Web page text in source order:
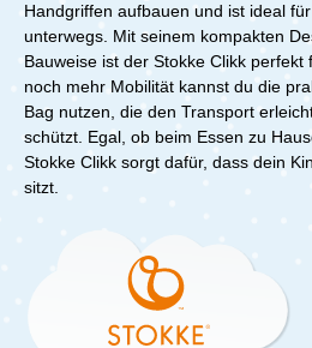
Handgriffen aufbauen und ist ideal
unterwegs. Mit seinem kompakten
Bauweise ist der Stokke Clikk
noch mehr Mobilität kannst du die
Bag nutzen, die den Transport
schützt. Egal, ob beim Essen zu
Stokke Clikk sorgt dafür, dass dein
sitzt.